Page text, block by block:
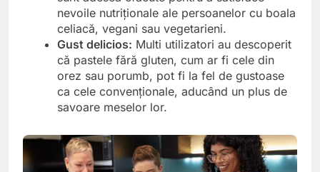
nevoile nutriționale ale persoanelor cu boala
celiacă, vegani sau vegetarieni.
Gust delicios: Multi utilizatori au descoperit
că pastele fără gluten, cum ar fi cele din
orez sau porumb, pot fi la fel de gustoase
ca cele convenționale, aducând un plus de
savoare meselor lor.